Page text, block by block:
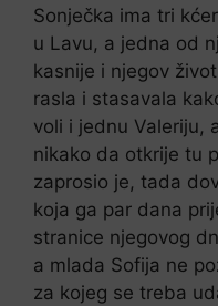
Sonječka ima tri
u Lavu, a jedna od
kasnije i njegov
rasla i stasavala
voli i jednu Valeriju,
nikako da otkrije tu
zaprosio je, tada
koja ga par dana
stranice njegovog
a mlada Sofija ne
za kojeg se treba